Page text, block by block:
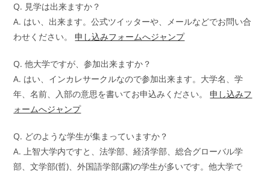
Q. 見学は出来ますか？
A. はい、出来ます。公式ツイッターや、メールなどでお問い合
わせください。申し込みフォームへジャンプ
Q. 他大学ですが、参加出来ますか？
A. はい、インカレサークルなので参加出来ます。大学名、学
年、名前、入部の意思を書いてお申込みください。申し込みフ
ォームへジャンプ
Q. どのような学生が集まっていますか？
A. 上智大学内ですと、法学部、経済学部、総合グローバル学
部、文学部(哲)、外国語学部(露)の学生が多いです。他大学で